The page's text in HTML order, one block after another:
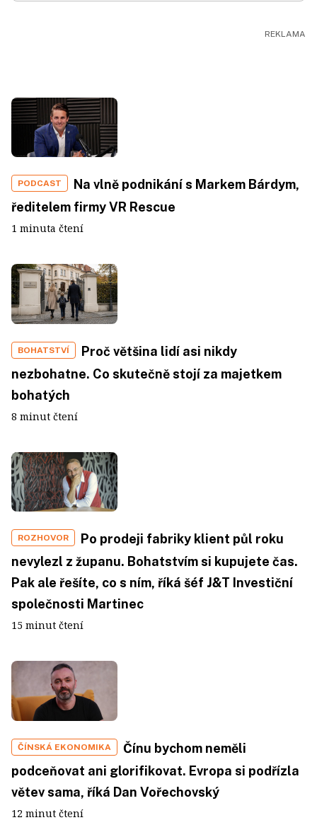
PODCAST
Na vlně podnikání s Markem Bárdym,
ředitelem firmy VR Rescue
1 minuta čtení
BOHATSTVÍ
Proč většina lidí asi nikdy
nezbohatne. Co skutečně stojí za majetkem
bohatých
8 minut čtení
ROZHOVOR
Po prodeji fabriky klient půl roku
nevylezl z županu. Bohatstvím si kupujete čas.
Pak ale řešíte, co s ním, říká šéf J&T Investiční
společnosti Martinec
15 minut čtení
ČÍNSKÁ EKONOMIKA
Čínu bychom neměli
podceňovat ani glorifikovat. Evropa si podřízla
větev sama, říká Dan Vořechovský
12 minut čtení